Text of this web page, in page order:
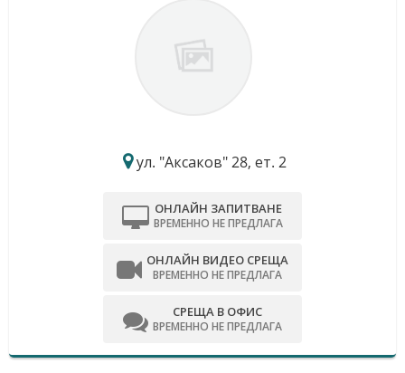
ул. "Аксаков" 28, ет. 2
ОНЛАЙН ЗАПИТВАНЕ
ВРЕМЕННО НЕ ПРЕДЛАГА
ОНЛАЙН ВИДЕО СРЕЩА
ВРЕМЕННО НЕ ПРЕДЛАГА
СРЕЩА В ОФИС
ВРЕМЕННО НЕ ПРЕДЛАГА